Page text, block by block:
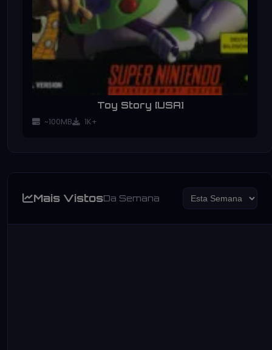
Toy Story [USA]
~100MB 1K+
Mais VistosDa Semana